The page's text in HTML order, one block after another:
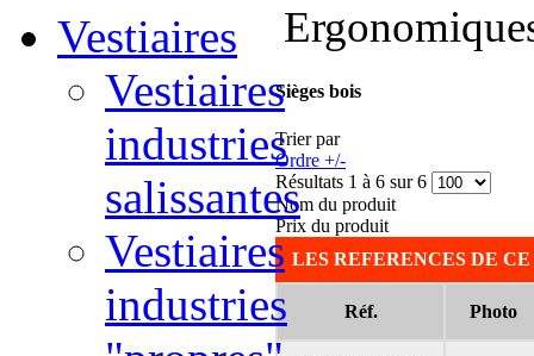
Sièges bois
Trier par
Ordre +/-
Résultats 1 à 6 sur 6
Nom du produit
Prix du produit
LES REFERENCES DE
Réf. Photo
Vestiaires
Vestiaires
industries
salissantes
Vestiaires
industries